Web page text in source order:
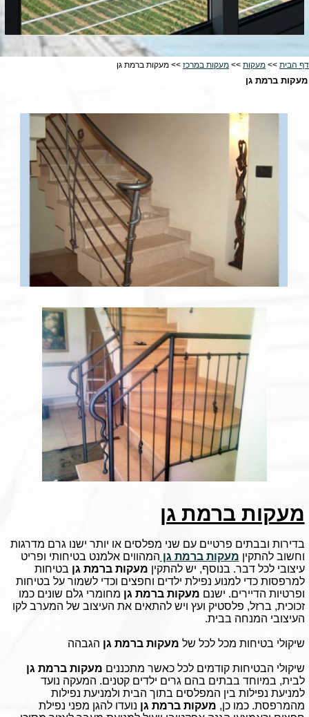
דף הבית >> מעקות >> מעקות במרכז >> מעקות ברמת גן
מעקות ברמת גן
מעקות ברמת גן
בדירות ובבתים פרטיים עם שני מפלסים או יותר ישנו גרם מדרגות
וחשוב להתקין מעקות ברמת גן המהווים אלמנט בטיחותי ופריט
עיצובי לכל דבר. בנוסף, יש להתקין מעקות ברמת גן בטיחות
למרפסות כדי למנוע נפילת ילדים וחפצים וכדי לשמור על בטיחות
ופרטיות הדיירים. ישנם מעקות ברמת גן מחומרי גלם שונים כמו
זכוכית, ברזל, פלסטיק ועץ ויש להתאים את העיצוב של המערב לקו
העיצובי המנחה בבית.
שיקולי בטיחות מכל לכל של מעקות ברמת גן הגבהה
שיקולי הבטיחות קודמים לכל כאשר מתכננים מעקות ברמת גן
לבית, במיוחד בבתים בהם גרים ילדים קטנים. המעקה נועד
למניעת נפילות בין המפלסים בתוך הבית ולמניעת נפילות
מהמרפסת. כמו כן, מעקות ברמת גן נועדו להגן מפני נפילת